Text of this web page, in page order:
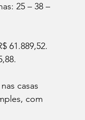
25 – 38 –
61.889,52.
casas
com